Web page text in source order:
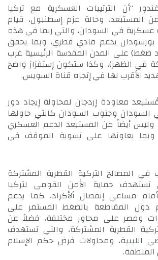
“أن الترتيبات العسكرية مع تركيا
المستبعد، وحالة عزم إسطنبول، قيام
عسكرية في السودان، والتي ربما في هذه
بورسودان بدعم مادي قطري، وبما يحقق
ضغط) على المدن المقدسة الرئيسية غرب
في الظهر)، وكذا ستكون إستفزاز واضح
الأقرب لها في إتجاه قناة السويس.
معاودة إردجان لمحاولة إيجاد دور
السودان وجنوب السودان كالتي حاولها
ديسمبر 2102، وليس أيضاً من المستبعد الدعم العسكري
وبما يعاونها على تسوية الموقف في
المصالح التركية القطرية المشتركة
تستهدف حماية الأمن القومي لتركيا
مساعي إنفصال ألأكراد، كما يدعم
المقاطعة بالضغط المستمر على
ومصر على محاور مختلفة، فضلاً عن
القطرية المشتركة، والتي تستهدف
الليبية، ومحاولات فرض حكم الإسلام